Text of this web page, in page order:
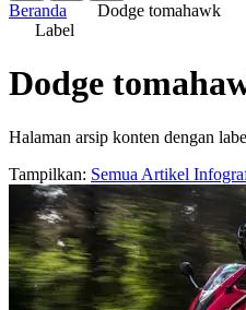
Beranda
Dodge tomahawk
Label
Dodge
Halaman arsip konten dengan
Tampilkan: Semua Artikel